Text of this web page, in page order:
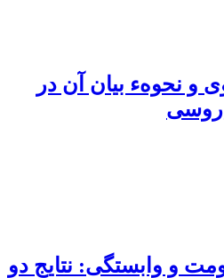
و نحوهء بیان آن در
روسی
و وابستگی: نتایج دو